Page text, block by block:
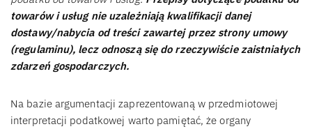
towarów i usług nie uzależniają kwalifikacji danej
dostawy/nabycia od treści zawartej przez strony umowy
(regulaminu), lecz odnoszą się do rzeczywiście zaistniałych
zdarzeń gospodarczych.
Na bazie argumentacji zaprezentowaną w przedmiotowej
interpretacji podatkowej warto pamiętać, że organy